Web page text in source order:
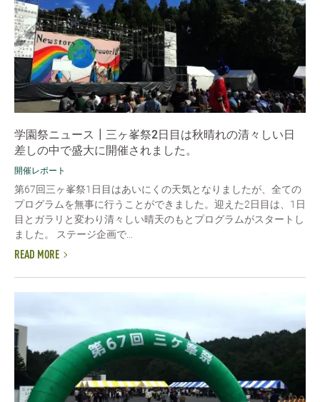
学園祭ニュース┃三ヶ峯祭2日目は秋晴れの清々しい日
差しの中で盛大に開催されました。
開催レポート
第67回三ヶ峯祭1日目はあいにくの天気となりましたが、全ての
プログラムを無事に行うことができました。迎えた2日目は、1日
目とガラリと変わり清々しい晴天のもとプログラムがスタートし
ました。 ステージ企画で...
READ MORE